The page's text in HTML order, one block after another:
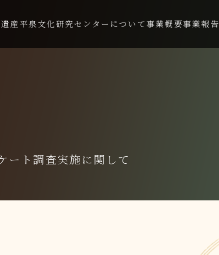
産平泉文化研究センターについて事業概要事業報告
ート調査実施に関して